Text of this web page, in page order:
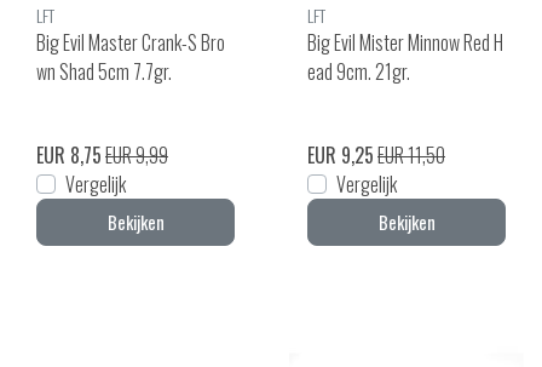
LFT
Big Evil Master Crank-S Bro
wn Shad 5cm 7.7gr.
EUR 8,75EUR 9,99
Vergelijk
Bekijken
LFT
Big Evil Mister Minnow Red H
ead 9cm. 21gr.
EUR 9,25EUR 11,50
Vergelijk
Bekijken